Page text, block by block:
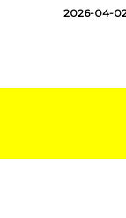
2026-04-